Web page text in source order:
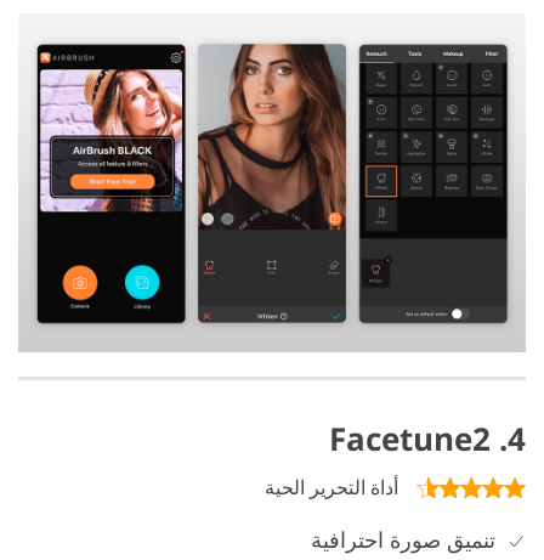
4. Facetune2
أداة التحرير الحية
تنميق صورة احترافية